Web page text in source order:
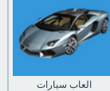
العاب سيارات